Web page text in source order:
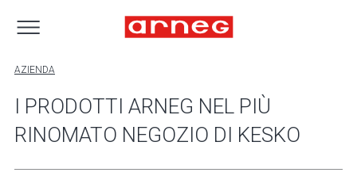
AZIENDA
I PRODOTTI ARNEG NEL PIÙ
RINOMATO NEGOZIO DI KESKO